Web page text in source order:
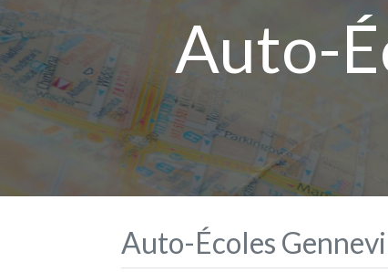
Auto-
Auto-Écoles